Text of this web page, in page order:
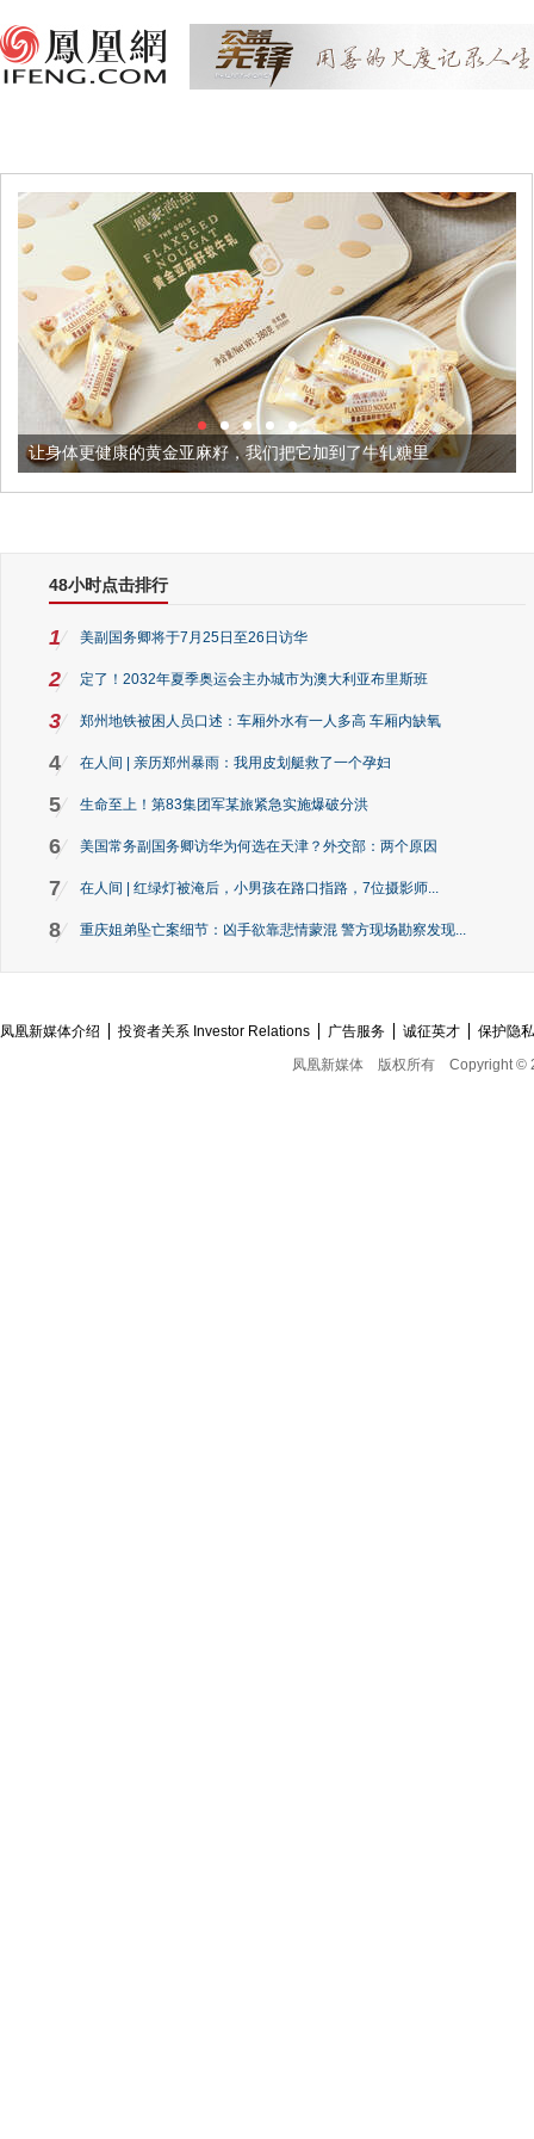
的黄金亚麻籽，我们把它加到了牛轧糖里 被列入佛家七
48小时点击排行
1 美副国务卿将于7月25日至26日访华
2 定了！2032年夏季奥运会主办城市为澳大利亚布里斯班
3 郑州地铁被困人员口述：车厢外水有一人多高 车厢内缺氧
4 在人间 | 亲历郑州暴雨：我用皮划艇救了一个孕妇
5 生命至上！第83集团军某旅紧急实施爆破分洪
6 美国常务副国务卿访华为何选在天津？外交部：两个原因
7 在人间 | 红绿灯被淹后，小男孩在路口指路，7位摄影师...
8 重庆姐弟坠亡案细节：凶手欲靠悲情蒙混 警方现场勘察发现...
凤凰新媒体介绍 投资者关系 Investor Relations 广告服务 诚征英才
保护隐
凤凰新媒体
版权所有 Copyright ©